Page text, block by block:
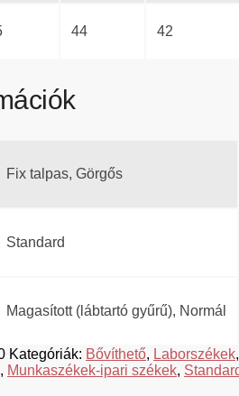
44 42
Fix talpas, Görgős
Standard
Magasított (lábtartó gyűrű), Normál
Kategóriák: Bővíthető, Laborszékek,
, Munkaszékek-ipari székek,